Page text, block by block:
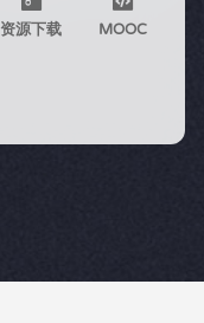
资源下载 MOOC